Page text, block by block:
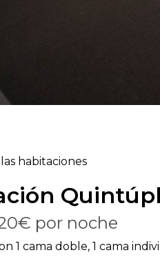
habitaciones
por noche
1 cama doble, 1 cama